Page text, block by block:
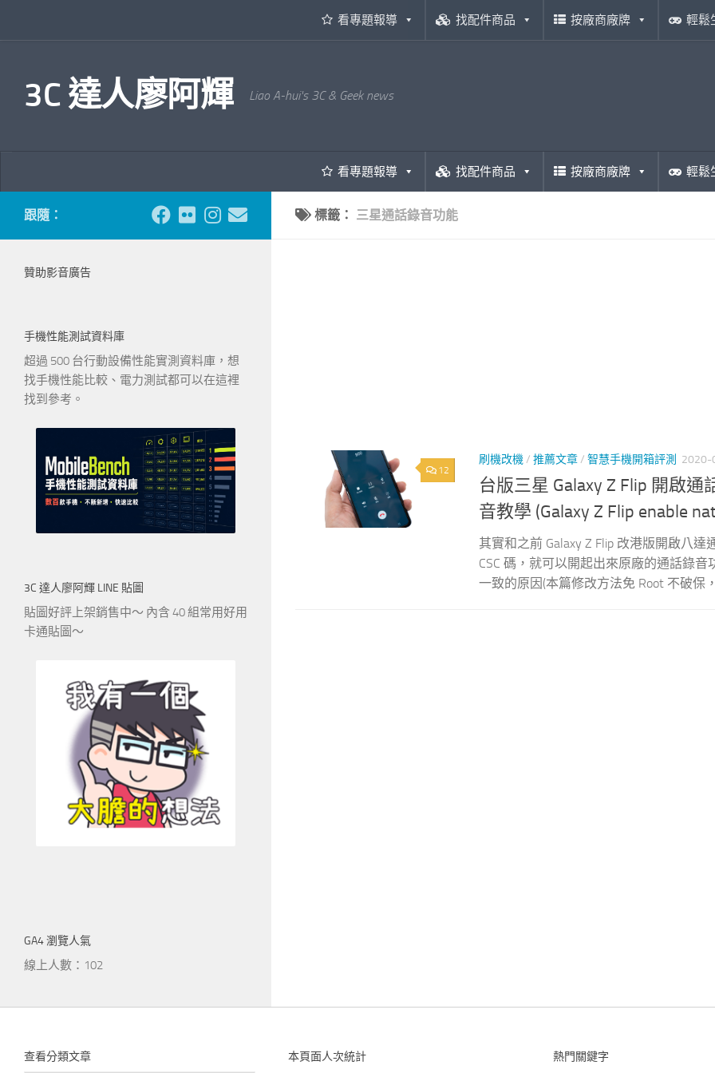
看專題報導 找配件商品 按廠商廠牌 輕鬆
3C 達人廖阿輝 Liao A-hui's 3C & Geek news
看專題報導 找配件商品 按廠商廠牌 輕鬆
標籤： 三星通話錄音功能
12
刷機改機/ 推薦文章/ 智慧手機開箱評測 2020-
台版三星 Galaxy Z Flip 開啟
音教學 (Galaxy Z Flip enable
其實和之前 Galaxy Z Flip 改港版開啟八
CSC 碼，就可以開起出來原廠的通話錄
一致的原因(本篇修改方法免 Root 不破保
跟隨：
贊助影音廣告
手機性能測試資料庫
超過 500 台行動設備性能實測資料庫，想
找手機性能比較、電力測試都可以在這裡
找到參考。
3C 達人廖阿輝 LINE 貼圖
貼圖好評上架銷售中～ 內含 40 組常用好用
卡通貼圖～
GA4 瀏覽人氣
線上人數：102
查看分類文章 本頁面人次統計 熱門關鍵字